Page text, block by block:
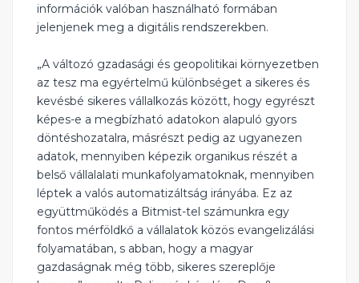
információk valóban használható formában
jelenjenek meg a digitális rendszerekben.
„A változó gzadasági és geopolitikai környezetben
az tesz ma egyértelmű különbséget a sikeres és
kevésbé sikeres vállalkozás között, hogy egyrészt
képes-e a megbízható adatokon alapuló gyors
döntéshozatalra, másrészt pedig az ugyanezen
adatok, mennyiben képezik organikus részét a
belső vállalalati munkafolyamatoknak, mennyiben
léptek a valós automatizáltság irányába. Ez az
együttműködés a Bitmist-tel számunkra egy
fontos mérföldkő a vállalatok közös evangelizálási
folyamatában, s abban, hogy a magyar
gazdaságnak még több, sikeres szereplője